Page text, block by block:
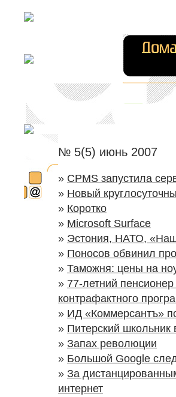
№ 5(5) июнь 2007
» CPMS запустила
» Новый
» Коротко
» Microsoft Surface
» Эстония, НАТО,
» Поносов обвинил
» Таможня: цены на
» 77-летний
контрафактного
» ИД «Коммерсантъ»
» Питерский школьник
» Запах революции
» Большой Google
» За
интернет